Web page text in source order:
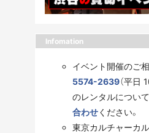
Infomation
イベント開催のご
5574-2639（平日
のレンタルについ
合わせください。
東京カルチャーカ